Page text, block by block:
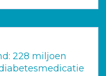
228 miljoen